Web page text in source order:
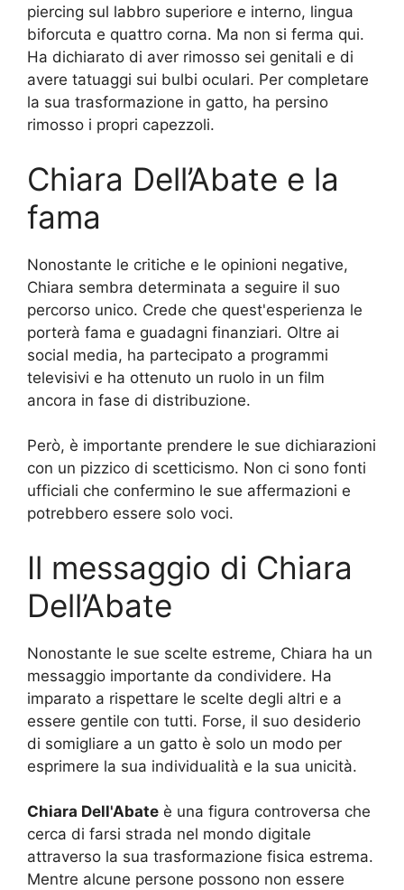
piercing sul labbro superiore e interno, lingua
biforcuta e quattro corna. Ma non si ferma qui.
Ha dichiarato di aver rimosso sei genitali e di
avere tatuaggi sui bulbi oculari. Per completare
la sua trasformazione in gatto, ha persino
rimosso i propri capezzoli.
Chiara Dell’Abate e la
fama
Nonostante le critiche e le opinioni negative,
Chiara sembra determinata a seguire il suo
percorso unico. Crede che quest'esperienza le
porterà fama e guadagni finanziari. Oltre ai
social media, ha partecipato a programmi
televisivi e ha ottenuto un ruolo in un film
ancora in fase di distribuzione.
Però, è importante prendere le sue dichiarazioni
con un pizzico di scetticismo. Non ci sono fonti
ufficiali che confermino le sue affermazioni e
potrebbero essere solo voci.
Il messaggio di Chiara
Dell’Abate
Nonostante le sue scelte estreme, Chiara ha un
messaggio importante da condividere. Ha
imparato a rispettare le scelte degli altri e a
essere gentile con tutti. Forse, il suo desiderio
di somigliare a un gatto è solo un modo per
esprimere la sua individualità e la sua unicità.
Chiara Dell'Abate è una figura controversa che
cerca di farsi strada nel mondo digitale
attraverso la sua trasformazione fisica estrema.
Mentre alcune persone possono non essere